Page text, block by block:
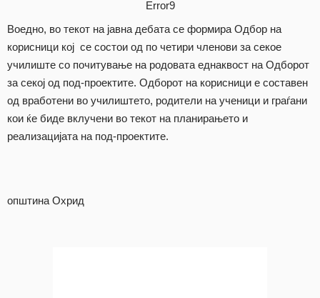
Error9
Воедно, во текот на јавна дебата се формира Одбор на
корисници кој се состои од по четири членови за секое
училиште со почитување на родовата еднаквост на Одборот
за секој од под-проектите. Одборот на корисници е составен
од вработени во училиштето, родители на ученици и граѓани
кои ќе биде вклучени во текот на планирањето и
реализацијата на под-проектите.
општина Охрид